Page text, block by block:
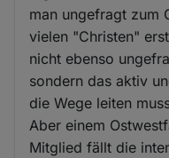
man ungefragt zum
vielen "Christen"
nicht ebenso
sondern das aktiv
die Wege leiten
Aber einem
Mitglied fällt die